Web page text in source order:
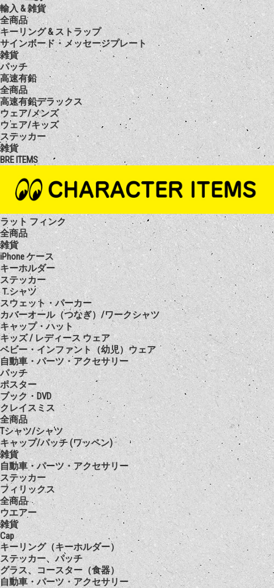
輸入 & 雑貨
全商品
キーリング & ストラップ
サインボード・メッセージプレート
雑貨
パッチ
高速有鉛
全商品
高速有鉛デラックス
ウェア/メンズ
ウェア/キッズ
ステッカー
雑貨
BRE ITEMS
ラット フィンク
全商品
雑貨
iPhone ケース
キーホルダー
ステッカー
Ｔシャツ
スウェット・パーカー
カバーオール（つなぎ）/ワークシャツ
キャップ・ハット
キッズ / レディース ウェア
ベビー・インファント（幼児）ウェア
自動車・パーツ・アクセサリー
パッチ
ポスター
ブック・DVD
クレイスミス
全商品
Tシャツ/シャツ
キャップ/パッチ (ワッペン)
雑貨
自動車・パーツ・アクセサリー
ステッカー
フィリックス
全商品
ウエアー
雑貨
Cap
キーリング（キーホルダー）
ステッカー、パッチ
グラス、コースター（食器）
自動車・パーツ・アクセサリー